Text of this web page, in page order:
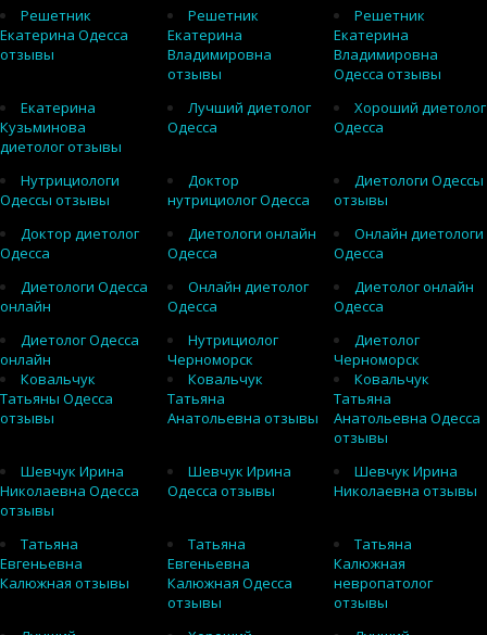
Решетник
Екатерина Одесса
отзывы
Решетник
Екатерина
Владимировна
отзывы
Решетник
Екатерина
Владимировна
Одесса отзывы
Екатерина
Кузьминова
диетолог отзывы
Лучший диетолог
Одесса
Хороший диетолог
Одесса
Нутрициологи
Одессы отзывы
Доктор
нутрициолог Одесса
Диетологи Одессы
отзывы
Доктор диетолог
Одесса
Диетологи онлайн
Одесса
Онлайн диетологи
Одесса
Диетологи Одесса
онлайн
Онлайн диетолог
Одесса
Диетолог онлайн
Одесса
Диетолог Одесса
онлайн
Нутрициолог
Черноморск
Диетолог
Черноморск
Ковальчук
Татьяны Одесса
отзывы
Ковальчук
Татьяна
Анатольевна отзывы
Ковальчук
Татьяна
Анатольевна Одесса
отзывы
Шевчук Ирина
Николаевна Одесса
отзывы
Шевчук Ирина
Одесса отзывы
Шевчук Ирина
Николаевна отзывы
Татьяна
Евгеньевна
Калюжная отзывы
Татьяна
Евгеньевна
Калюжная Одесса
отзывы
Татьяна
Калюжная
невропатолог
отзывы